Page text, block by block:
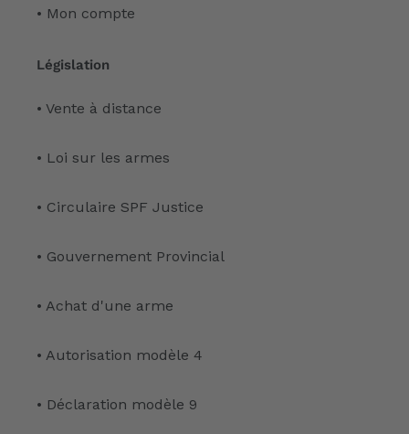
• Mon compte
Législation
• Vente à distance
• Loi sur les armes
• Circulaire SPF Justice
• Gouvernement Provincial
• Achat d'une arme
• Autorisation modèle 4
• Déclaration modèle 9